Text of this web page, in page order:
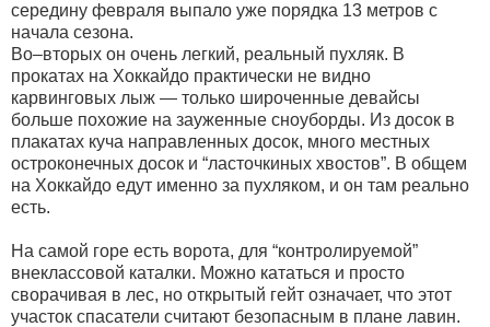
середину февраля выпало уже порядка 13 метров с
начала сезона.
Во–вторых он очень легкий, реальный пухляк. В
прокатах на Хоккайдо практически не видно
карвинговых лыж — только широченные девайсы
больше похожие на зауженные сноуборды. Из досок в
плакатах куча направленных досок, много местных
остроконечных досок и “ласточкиных хвостов”. В общем
на Хоккайдо едут именно за пухляком, и он там реально
есть.
На самой горе есть ворота, для “контролируемой”
внеклассовой каталки. Можно кататься и просто
сворачивая в лес, но открытый гейт означает, что этот
участок спасатели считают безопасным в плане лавин.